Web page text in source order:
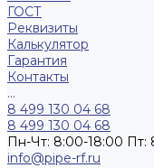
ГОСТ
Реквизиты
Калькулятор
Гарантия
Контакты
...
8 499 130 04 68
8 499 130 04 68
Пн-Чт: 8:00-18:00 Пт:
info@pipe-rf.ru